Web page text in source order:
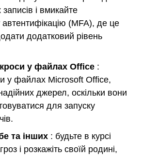
записів і вмикайте
(MFA), де це
додатковий рівень
у файлах Office :
у файлах Microsoft Office,
джерел, оскільки вони
для запуску
та інших : будьте в курсі
і розкажіть своїй родині,